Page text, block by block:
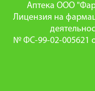
Аптека ООО
Лицензия на
№ ФС-99-02-005621